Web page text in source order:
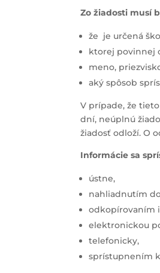
Zo žiadosti musí
že je určená
ktorej povinnej
meno,
aký spôsob
V prípade, že
dní, neúplnú
žiadosť odloží. O
Informácie sa
ústne,
nahliadnutím
odkopírovaním
elektronickou
telefonicky,
sprístupnením